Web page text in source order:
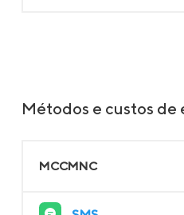
Métodos e custos de
MCCMNC